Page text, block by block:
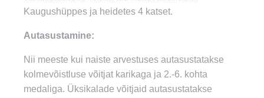
Kaugushüppes ja heidetes 4 katset.
Autasustamine:
Nii meeste kui naiste arvestuses autasustatakse
kolmevõistluse võitjat karikaga ja 2.-6. kohta
medaliga. Üksikalade võitjaid autasustatakse